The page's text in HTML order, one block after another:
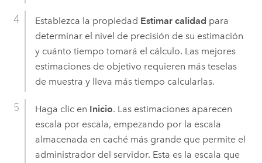
Establezca la propiedad Estimar calidad para
determinar el nivel de precisión de su estimación
y cuánto tiempo tomará el cálculo. Las mejores
estimaciones de objetivo requieren más teselas
de muestra y lleva más tiempo calcularlas.
Haga clic en Inicio. Las estimaciones aparecen
escala por escala, empezando por la escala
almacenada en caché más grande que permite el
administrador del servidor. Esta es la escala que